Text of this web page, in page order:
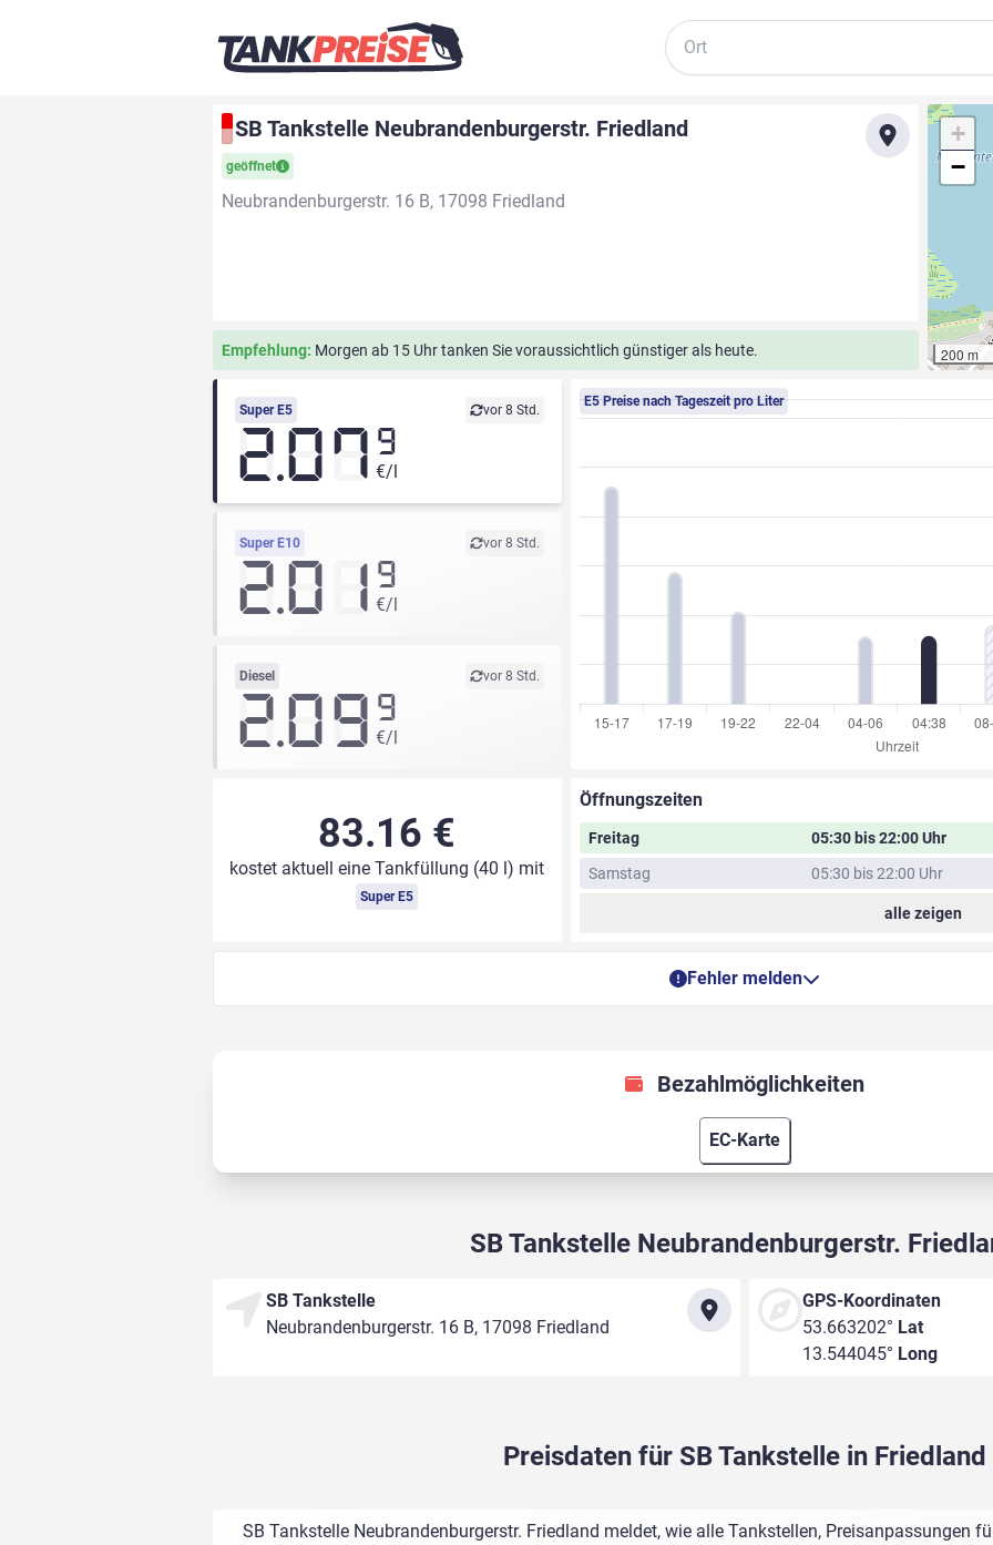
Suche
SB Tankstelle Neubrandenburgerstr. Friedland
geöffnet
Neubrandenburgerstr. 16 B, 17098 Friedland
Empfehlung: Morgen ab 15 Uhr tanken Sie voraussichtlich günstiger als heute.
+
−
200 m
Super E5 vor 8 Std.
2.07 9
€/l
Super E10 vor 8 Std.
2.01 9
€/l
Diesel vor 8 Std.
2.09 9
€/l
E5 Preise nach Tageszeit pro Liter
83.16 €
kostet aktuell eine Tankfüllung (40 l) mit
Super E5
Öffnungszeiten
Freitag
05:30 bis 22:00 Uhr
Samstag
05:30 bis 22:00 Uhr
alle zeigen
Fehler melden
Bezahlmöglichkeiten
EC-Karte
SB Tankstelle Neubrandenburgerstr.
SB Tankstelle
Neubrandenburgerstr. 16 B, 17098 Friedland
GPS-Koordinaten
53.663202° Lat
13.544045° Long
Preisdaten für SB Tankstelle in Friedland
SB Tankstelle Neubrandenburgerstr. Friedland meldet, wie alle Tankstellen, Preisanpassungen